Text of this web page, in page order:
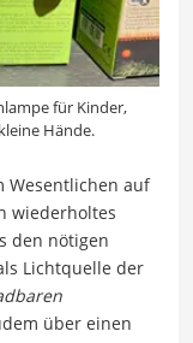
für Kinder,
Hände.
Wesentlichen auf
wiederholtes
den nötigen
Lichtquelle der
über einen